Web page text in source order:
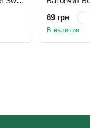
69 грн
В наличии